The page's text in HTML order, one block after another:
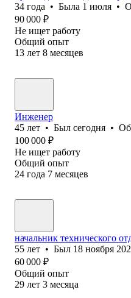
34 года • Была 1 июля •
90 000 ₽
Не ищет работу
Общий опыт
13 лет 8 месяцев
Инженер
45 лет • Был сегодня •
100 000 ₽
Не ищет работу
Общий опыт
24 года 7 месяцев
начальник технического
55 лет • Был 18 ноября
60 000 ₽
Общий опыт
29 лет 3 месяца